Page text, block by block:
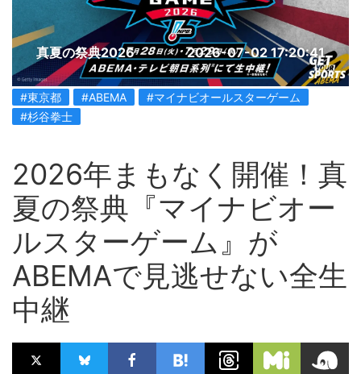
真夏の祭典2026 2026-07-02 17:20:41
#東京都 #ABEMA
#マイナビオールスターゲーム
#杉谷拳士
2026年まもなく開催！真
夏の祭典『マイナビオー
ルスターゲーム』が
ABEMAで見逃せない全生
中継